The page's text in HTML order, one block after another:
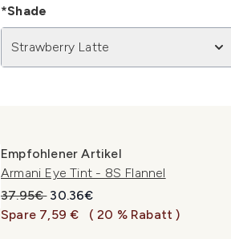
*Shade
Strawberry Latte
Empfohlener Artikel
Armani Eye Tint - 8S Flannel
Unverbindliche Preisempfehlung:
37.95€ Aktueller Preis:
30.36€
Spare 7,59 €
( 20 % Rabatt )